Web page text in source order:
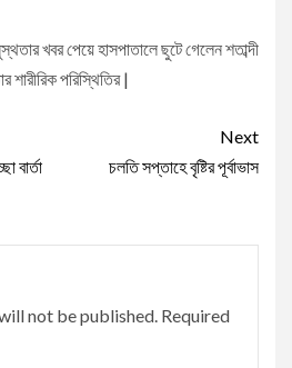
খবর পেয়ে হাসপাতালে ছুটে গেলেন শতাব্দী
শারীরিক পরিস্থিতির |
বার্তা
Next
চলতি সপ্তাহে বৃষ্টির পূর্বাভাস
not be published. Required